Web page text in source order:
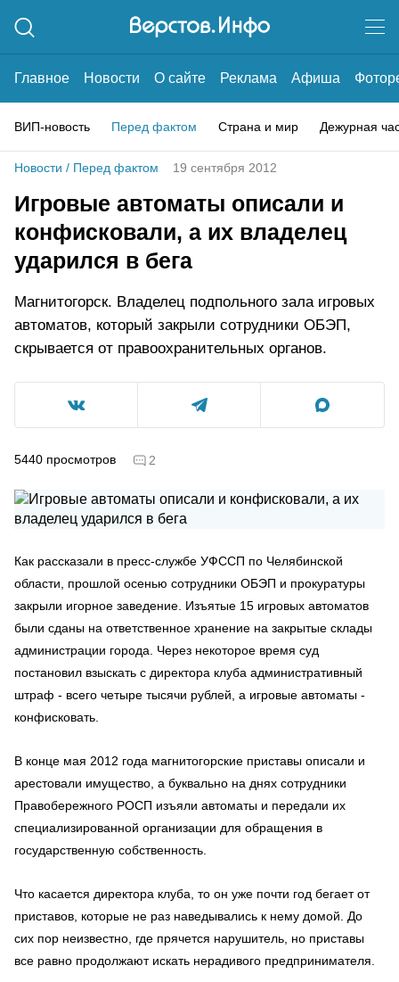
Главное Новости О сайте Реклама Афиша
ВИП-новость Перед фактом Страна и мир Дежурная
Новости / Перед фактом 19 сентября 2012
Игровые автоматы описали и
конфисковали, а их владелец
ударился в бега
Магнитогорск. Владелец подпольного зала игровых
автоматов, который закрыли сотрудники ОБЭП,
скрывается от правоохранительных органов.
5440 просмотров 2
Как рассказали в пресс-службе УФССП по Челябинской
области, прошлой осенью сотрудники ОБЭП и прокуратуры
закрыли игорное заведение. Изъятые 15 игровых автоматов
были сданы на ответственное хранение на закрытые склады
администрации города. Через некоторое время суд
постановил взыскать с директора клуба административный
штраф - всего четыре тысячи рублей, а игровые автоматы -
конфисковать.
В конце мая 2012 года магнитогорские приставы описали и
арестовали имущество, а буквально на днях сотрудники
Правобережного РОСП изъяли автоматы и передали их
специализированной организации для обращения в
государственную собственность.
Что касается директора клуба, то он уже почти год бегает от
приставов, которые не раз наведывались к нему домой. До
сих пор неизвестно, где прячется нарушитель, но приставы
все равно продолжают искать нерадивого предпринимателя.